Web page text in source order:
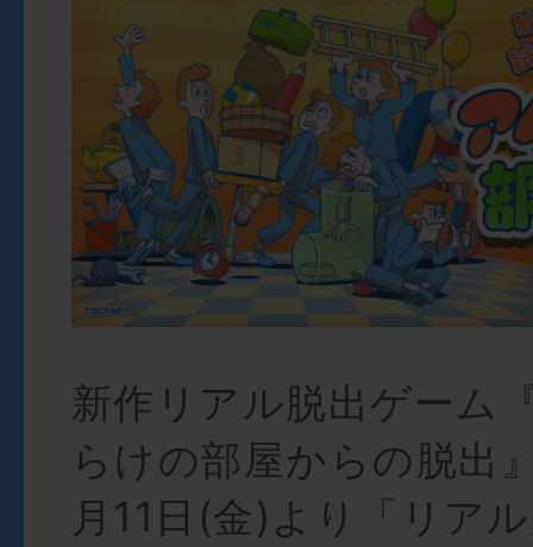
新作リアル脱出ゲーム
らけの部屋からの脱出
月11日(金)より「リア